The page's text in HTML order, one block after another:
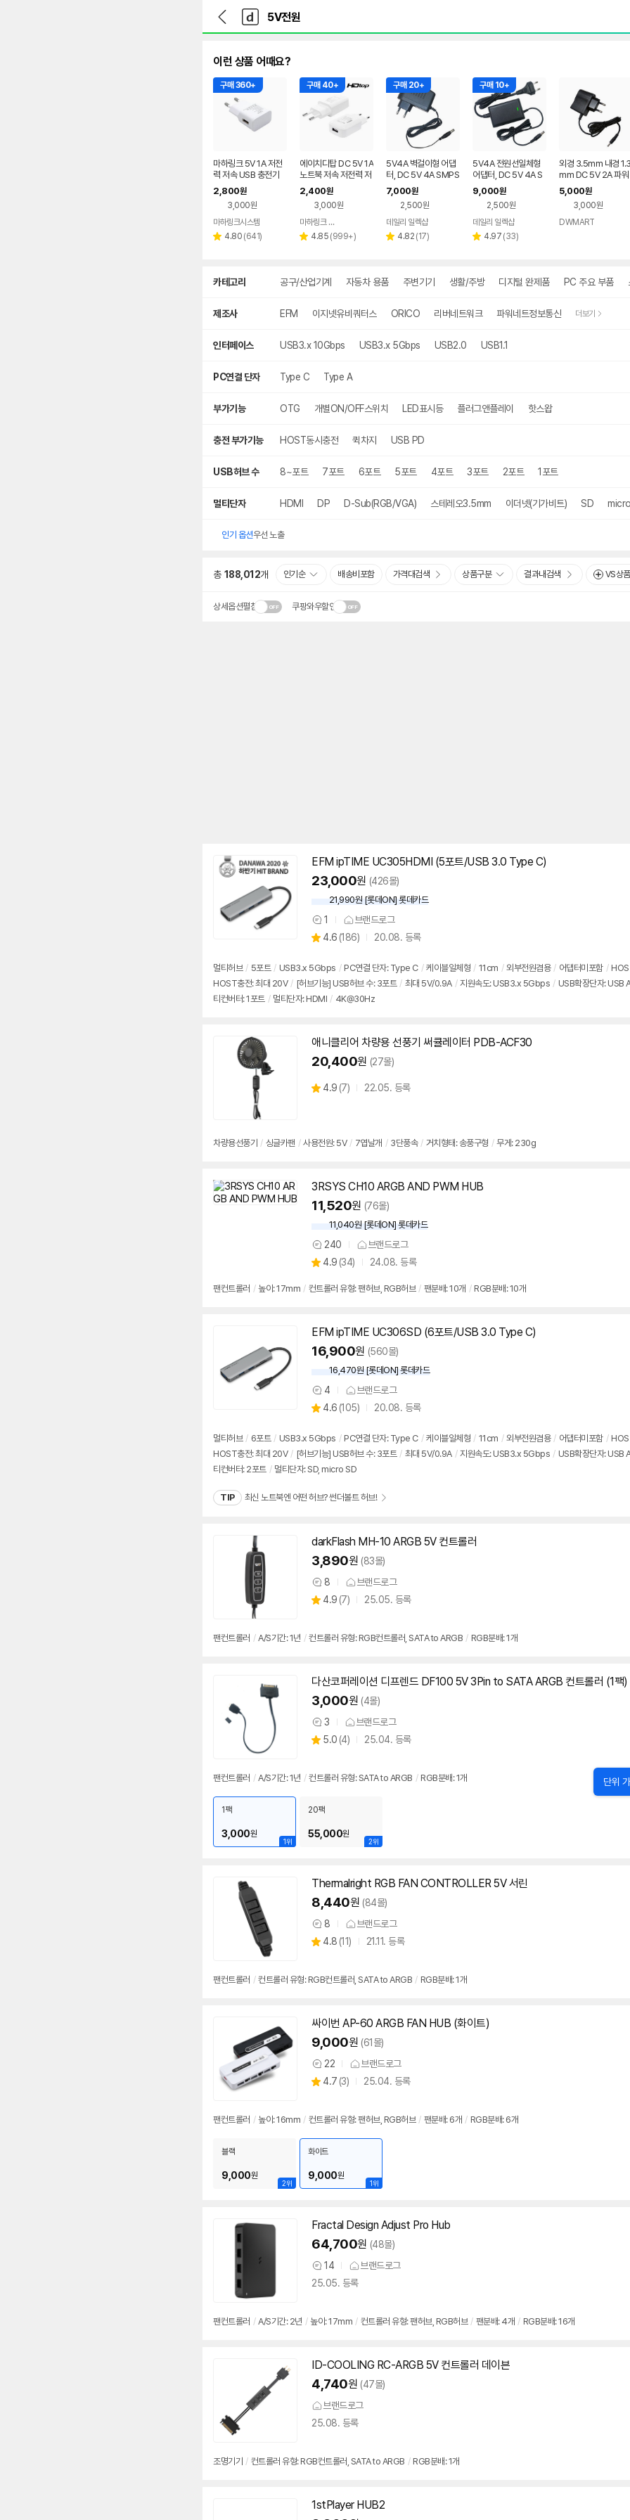
다
나
와
가
다
와
인
이런 상품 어때요?
구매 360+
마하링크 5V 1A 저전
력 저속 USB 충전기
어댑터 오비원 LX050
100
2,800원
3,000원
마하링크시스템
별 4.80 리
(641)
구매 40+
에이치디탑 DC 5V 1A
노트북 저속 저전력 저
전압 스마트기기 USB
아답터 충전기
2,400원
3,000원
페이
마하링크 공식스토어
별 4.85 리
(999+)
구매 20+
5V4A 벽걸이형 어댑
터, DC 5V 4A SMPS
아답터,직류전원장치
7,000원
2,500원
데일리 일렉샵
별 4.82 리
(17)
구매 10+
5V4A 전원선일체형
어댑터, DC 5V 4A S
MPS 아답터, 직류전
원장치
9,000원
2,500원
데일리 일렉샵
별 4.97 리
(33)
외경 3.5mm 내경
mm DC 5V 2A 파워
전원 아답터 케이블 충
전선
5,000원
3,000원
DWMART
카테고리 공구/산업기계 자동차 용품 주변기기 생활/주방 디지털 완제품 PC 주요 부품
제조사 EFM 이지넷유비쿼터스 ORICO 리버네트워크 파워네트정보통신 더보기
인터페이스 USB3.x 10Gbps USB3.x 5Gbps USB2.0 USB1.1
PC연결 단자 Type C Type A
부가기능 OTG 개별ON/OFF스위치 LED표시등 플러그앤플레이 핫스왑
충전 부가기능 HOST동시충전 퀵차지 USB PD
USB허브 수 8~포트 7포트 6포트 5포트 4포트 3포트 2포트 1포트
멀티단자 HDMI DP D-Sub(RGB/VGA) 스테레오3.5mm 이더넷(기가비트) SD
인기 옵션우선 노출
총 188,012개 인기순 배송비포함 가격대검색 상품구분 결과내검색 VS상
상세옵션펼침 쿠팡와우할인
EFM ipTIME UC305HDMI (5포트/USB 3.0 Type C)
23,000원 (426몰)
21,990원 [롯데ON] 롯데카드
상
품
견
1 브랜드로그
별
4.6 (상
리
뷰
186) 20.08. 등록
멀티허브 / 5포트 / USB3.x 5Gbps / PC연결 단자: Type C / 케이블일체형 / 11cm / 외부전원겸용 / 어댑터미포함 /
HOST충전: 최대 20V / [허브기능] USB허브 수: 3포트 / 최대 5V/0.9A / 지원속도: USB3.x 5Gbps / USB확장단자: USB
티컨버터: 1포트 / 멀티단자: HDMI / 4K@30Hz
애니클리어 차량용 선풍기 써큘레이터 PDB-ACF30
20,400원 (27몰)
별
4.9 (상
7) 22.05. 등록
차량용선풍기 / 싱글카팬 / 사용전원: 5V / 7엽날개 / 3단풍속 / 거치형태: 송풍구형 / 무게: 230g
3RSYS CH10 ARGB AND PWM HUB
11,520원 (76몰)
11,040원 [롯데ON] 롯데카드
상
품
견
240 브랜드로그
별
점
4.9 (상
리
34) 24.08. 등록
팬컨트롤러 / 높이: 17mm / 컨트롤러 유형: 팬허브, RGB허브 / 팬분배: 10개 / RGB분배: 10개
EFM ipTIME UC306SD (6포트/USB 3.0 Type C)
16,900원 (560몰)
16,470원 [롯데ON] 롯데카드
상
품
견
4 브랜드로그
별
4.6 (상
리
뷰
105) 20.08. 등록
멀티허브 / 6포트 / USB3.x 5Gbps / PC연결 단자: Type C / 케이블일체형 / 11cm / 외부전원겸용 / 어댑터미포함 /
HOST충전: 최대 20V / [허브기능] USB허브 수: 3포트 / 최대 5V/0.9A / 지원속도: USB3.x 5Gbps / USB확장단자: USB
티컨버터: 2포트 / 멀티단자: SD, micro SD
TIP 최신 노트북엔 어떤 허브? 썬더볼트 허브!
darkFlash MH-10 ARGB 5V컨트롤러
3,890원 (83몰)
상
품
8 브랜드로그
별
4.9 (상
뷰
7) 25.05. 등록
팬컨트롤러 / A/S기간: 1년 / 컨트롤러 유형: RGB컨트롤러, SATA to ARGB / RGB분배: 1개
다산코퍼레이션 디프렌드 DF100 5V3Pin to SATA ARGB 컨트롤러 (1팩)
3,000원 (4몰)
상
품
3 브랜드로그
별
5.0 (상
뷰
4) 25.04. 등록
팬컨트롤러 / A/S기간: 1년 / 컨트롤러 유형: SATA to ARGB / RGB분배: 1개
1위
1팩
3,000원
2위
20팩
55,000원
단위
Thermalright RGB FAN CONTROLLER5V서린
8,440원 (84몰)
상
품
8 브랜드로그
별
4.8 (상
뷰
11) 21.11. 등록
팬컨트롤러 / 컨트롤러 유형: RGB컨트롤러, SATA to ARGB / RGB분배: 1개
싸이번 AP-60 ARGB FAN HUB (화이트)
9,000원 (61몰)
상
품
22 브랜드로그
별
4.7 (상
뷰
3) 25.04. 등록
팬컨트롤러 / 높이: 16mm / 컨트롤러 유형: 팬허브, RGB허브 / 팬분배: 6개 / RGB분배: 6개
2위
블랙
9,000원
1위
화이트
9,000원
Fractal Design Adjust Pro Hub
64,700원 (48몰)
상
품
14
브랜드로그
25.05. 등록
팬컨트롤러 / A/S기간: 2년 / 높이: 17mm / 컨트롤러 유형: 팬허브, RGB허브 / 팬분배: 4개 / RGB분배: 16개
ID-COOLING RC-ARGB 5V컨트롤러 데이븐
4,740원 (47몰)
브랜드로그
25.08. 등록
조명기기 / 컨트롤러 유형: RGB컨트롤러, SATA to ARGB / RGB분배: 1개
1stPlayer HUB2